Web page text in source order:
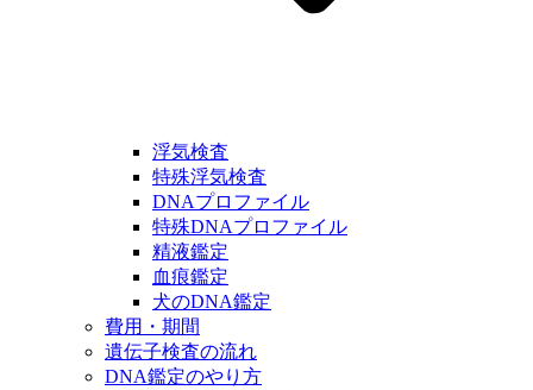
浮気検査
特殊浮気検査
DNAプロファイル
特殊DNAプロファイル
精液鑑定
血痕鑑定
犬のDNA鑑定
費用・期間
遺伝子検査の流れ
DNA鑑定のやり方